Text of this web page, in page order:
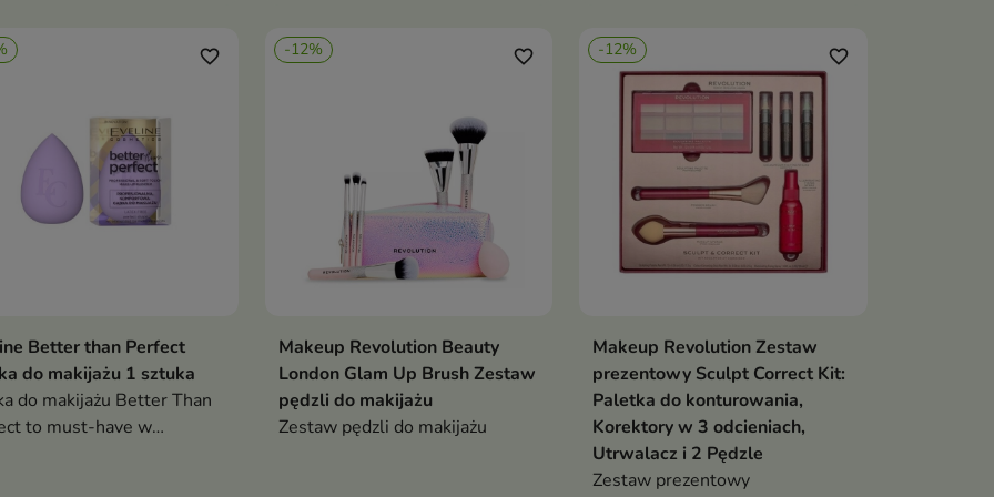
suchych
bez smug i maski
Dodaj do koszyka
favorite_border
Better than Perfect
do makijażu 1 sztuka
do makijażu Better Than
to must-have w
-12%
Dodaj do koszyka
favorite_border
Makeup Revolution Beauty
London Glam Up Brush Zestaw
pędzli do makijażu
Zestaw pędzli do makijażu
-12%
Dodaj do koszyka
favorite_border
Makeup Revolution Zestaw
prezentowy Sculpt Correct Kit:
Paletka do konturowania,
Korektory w 3 odcieniach,
Utrwalacz i 2 Pędzle
Zestaw prezentowy